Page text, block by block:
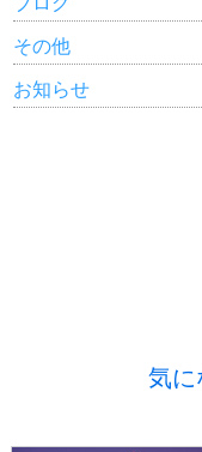
その他
お知らせ
気